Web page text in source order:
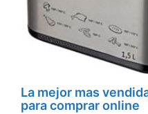
La mejor mas
para comprar online